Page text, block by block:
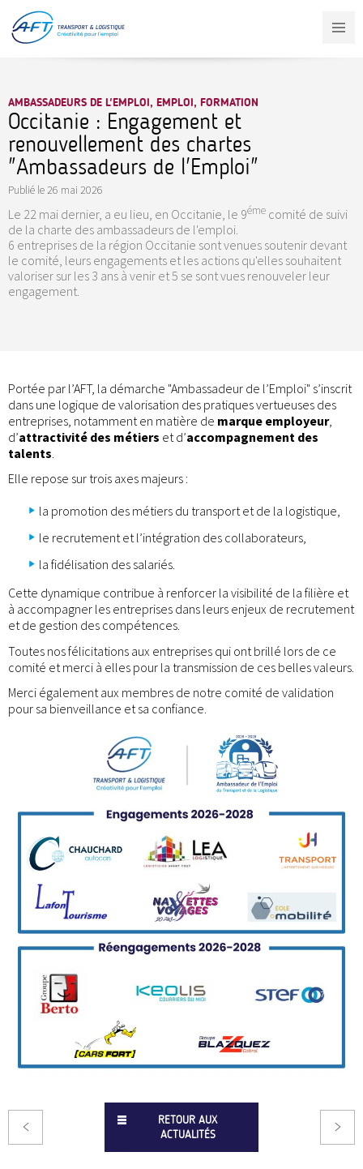
contenu
principal
AMBASSADEURS DE L'EMPLOI, EMPLOI, FORMATION
Occitanie : Engagement et
renouvellement des chartes
"Ambassadeurs de l'Emploi"
Publié le 26 mai 2026
Le 22 mai dernier, a eu lieu, en Occitanie, le 9éme comité de suivi
de la charte des ambassadeurs de l'emploi.
6 entreprises de la région Occitanie sont venues soutenir devant
le comité, leurs engagements et les actions qu'elles souhaitent
valoriser sur les 3 ans à venir et 5 se sont vues renouveler leur
engagement.
Portée par l’AFT, la démarche "Ambassadeur de l’Emploi" s’inscrit
dans une logique de valorisation des pratiques vertueuses des
entreprises, notamment en matière de marque employeur,
d’attractivité des métiers et d’accompagnement des
talents
Elle repose sur trois axes majeurs :
la promotion des métiers du transport et de la logistique,
le recrutement et l’intégration des collaborateurs,
la fidélisation des salariés.
Cette dynamique contribue à renforcer la visibilité de la filière et
à accompagner les entreprises dans leurs enjeux de recrutement
et de gestion des compétences.
Toutes nos félicitations aux entreprises qui ont brillé lors de ce
comité et merci à elles pour la transmission de ces belles valeurs.
Merci également aux membres de notre comité de validation
pour sa bienveillance et sa confiance.
RETOUR AUX
ACTUALITÉS